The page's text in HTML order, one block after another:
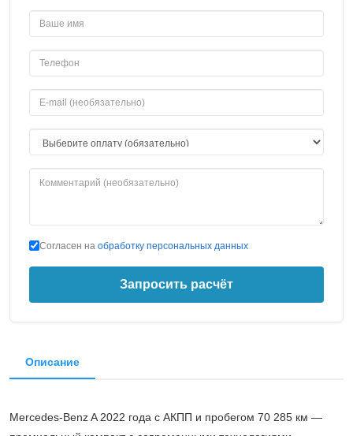
Согласен на обработку персональных данных
Запросить расчёт
Описание
Mercedes-Benz A 2022 года с АКПП и пробегом 70 285 км —